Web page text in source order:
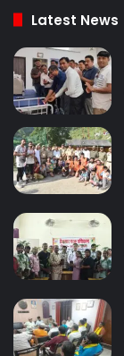
Latest News